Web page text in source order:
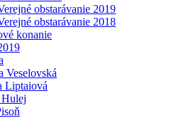
obstarávanie 2019
obstarávanie 2018
konanie
Veselovská
Liptaiová
Hulej